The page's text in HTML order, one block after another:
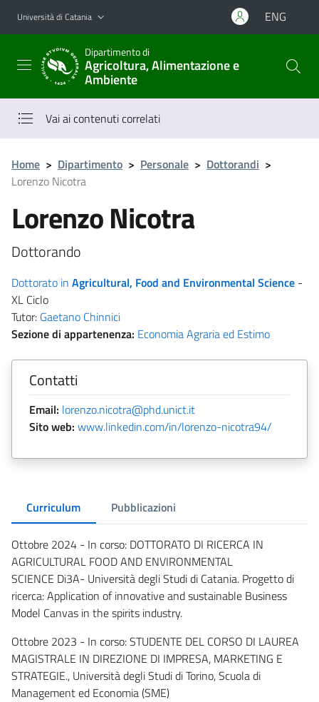
Vai al contenuto principale
Vai al menu di navigazione
Università di Catania ENG
Dipartimento di
Agricoltura, Alimentazione e
Ambiente
Vai ai contenuti correlati
Home > Dipartimento > Personale > Dottorandi >
Lorenzo Nicotra
Lorenzo Nicotra
Dottorando
Dottorato in Agricultural, Food and Environmental Science -
XL Ciclo
Tutor: Gaetano Chinnici
Sezione di appartenenza: Economia Agraria ed Estimo
Contatti
Email: lorenzo.nicotra@phd.unict.it
Sito web: www.linkedin.com/in/lorenzo-nicotra94/
Curriculum Pubblicazioni
Ottobre 2024 - In corso: DOTTORATO DI RICERCA IN
AGRICULTURAL FOOD AND ENVIRONMENTAL
SCIENCE Di3A- Università degli Studi di Catania. Progetto di
ricerca: Application of innovative and sustainable Business
Model Canvas in the spirits industry.
Ottobre 2023 - In corso: STUDENTE DEL CORSO DI LAUREA
MAGISTRALE IN DIREZIONE DI IMPRESA, MARKETING E
STRATEGIE., Università degli Studi di Torino, Scuola di
Management ed Economia (SME)